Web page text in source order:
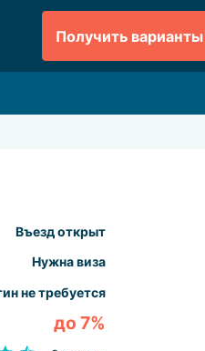
Получить
Въезд открыт
Нужна виза
не требуется
до 7%